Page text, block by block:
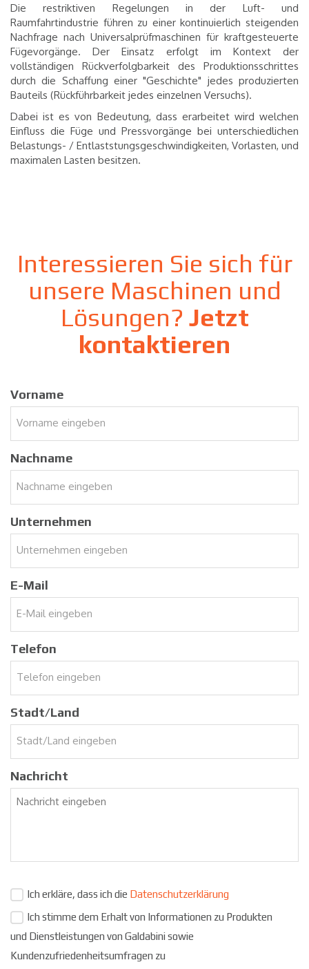
Die restriktiven Regelungen in der Luft- und
Raumfahrtindustrie führen zu einer kontinuierlich steigenden
Nachfrage nach Universalprüfmaschinen für kraftgesteuerte
Fügevorgänge.Der Einsatz erfolgt im Kontext der
vollständigen Rückverfolgbarkeit des Produktionsschrittes
durch die Schaffung einer "Geschichte" jedes produzierten
Bauteils (Rückführbarkeit jedes einzelnen Versuchs).
Dabei ist es von Bedeutung, dass erarbeitet wird welchen
Einfluss die Füge und Pressvorgänge bei unterschiedlichen
Belastungs- / Entlaststungsgeschwindigkeiten, Vorlasten, und
maximalen Lasten besitzen.
Interessieren Sie sich für
unsere Maschinen und
Lösungen? Jetzt
kontaktieren
Vorname
Nachname
Unternehmen
E-Mail
Telefon
Stadt/Land
Nachricht
Ich erkläre, dass ich die Datenschutzerklärung
Ich stimme dem Erhalt von Informationen zu Produkten
und Dienstleistungen von Galdabini sowie
Kundenzufriedenheitsumfragen zu